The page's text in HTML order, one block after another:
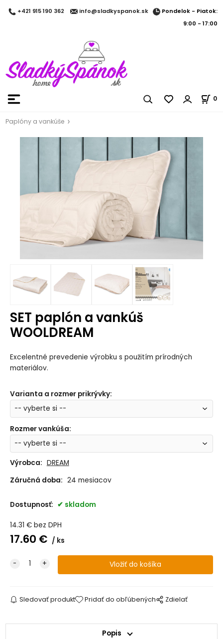
+421 915 190 362 info@sladkyspanok.sk
Pondelok - Piatok:
9:00 - 17:00
0
Paplóny a vankúše
SET paplón a vankúš
WOOLDREAM
Excelentné prevedenie výrobku s použitím prírodných
materiálov.
Varianta a rozmer prikrývky:
Rozmer vankúša:
Výrobca: DREAM
Záručná doba: 24 mesiacov
Dostupnosť: skladom
14.31 € bez DPH
17.60 € ks
Sledovať produkt Pridať do obľúbených Zdielať
Popis